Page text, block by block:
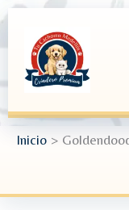
contenido
Inicio